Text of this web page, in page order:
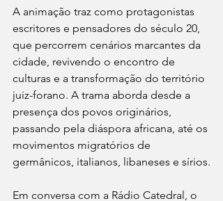
A animação traz como protagonistas
escritores e pensadores do século 20,
que percorrem cenários marcantes da
cidade, revivendo o encontro de
culturas e a transformação do território
juiz-forano. A trama aborda desde a
presença dos povos originários,
passando pela diáspora africana, até os
movimentos migratórios de
germânicos, italianos, libaneses e sírios.
Em conversa com a Rádio Catedral, o